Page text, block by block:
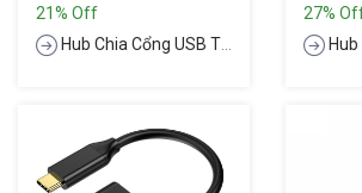
21% Off
Hub Chia Cổng USB Type-C
27%
Hub